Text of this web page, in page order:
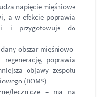
napięcie mięśniowe
a w efekcie poprawia
i przygotowuje do
obszar mięśniowo-
regenerację, poprawia
objawy zespołu
(DOMS).
lecznicze – ma na